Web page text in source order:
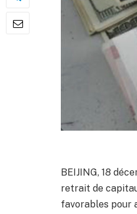
BEIJING, 18
retrait de
favorables pour